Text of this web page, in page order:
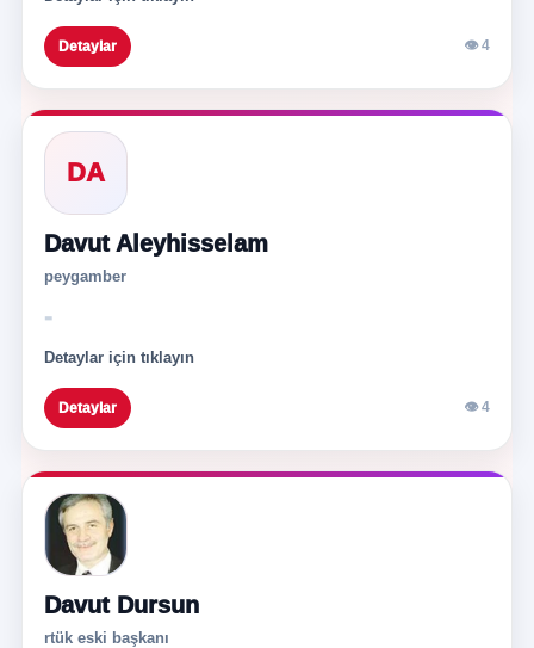
Detaylar 👁 4
DA
Davut Aleyhisselam
peygamber
-
Detaylar için tıklayın
Detaylar 👁 4
Davut Dursun
rtük eski başkanı